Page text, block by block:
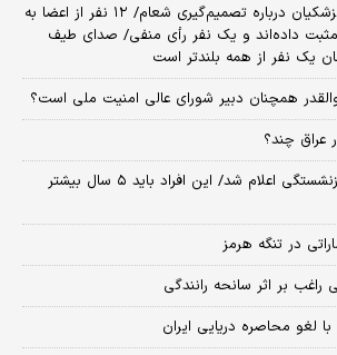
اظهارات جدید معاون پزشکیان درباره تصمیم‌گیری شعام/ ۱۲ نفر از اعضا به
مثبت داده‌اند و یک نفر رأی منفی/ صدای طیف
یک نفر از همه بلندتر است
همچنان دبیر شورای ‌عالی امنیت ملی است؟
عراق چند؟
جزئیات صدور احکام بازنشستگی اعلام شد/ این افراد باید ۵ سال بیشتر
در تنگه هرمز
راغب بر اثر سانحه رانندگی
لغو محاصره دریایی ایران